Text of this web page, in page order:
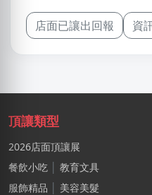
店面已讓出回報 資
頂讓類型
2026店面頂讓展
餐飲小吃
教育文具
服飾精品
美容美髮